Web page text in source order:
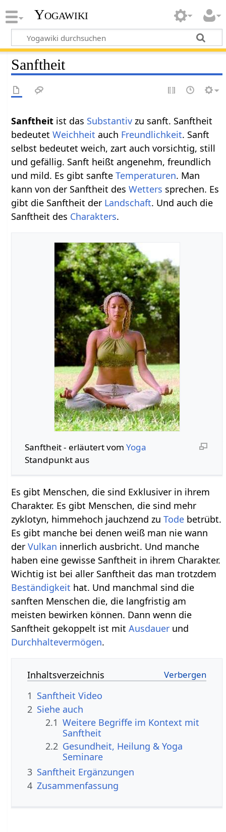
Yogawiki
Sanftheit
ist das Substantiv zu sanft. Sanftheit
bedeutetWeichheit auch Freundlichkeit. Sanft
selbst bedeutet weich, zart auch vorsichtig, still
und gefällig. Sanft heißt angenehm, freundlich
und mild. Es gibt sanfteTemperaturen. Man
kann von der Sanftheit desWetters sprechen. Es
gibt die Sanftheit der Landschaft. Und auch die
Sanftheit des Charakters.
Sanftheit‏‎ - erläutert vom Yoga
Standpunkt aus
Es gibt Menschen, die sind Exklusiver in ihrem
Charakter. Es gibt Menschen, die sind mehr
zyklotyn, himmehoch jauchzend zuTode betrübt.
Es gibt manche bei denen weiß man nie wann
derVulkan innerlich ausbricht. Und manche
haben eine gewisse Sanftheit in ihrem Charakter.
Wichtig ist bei aller Sanftheit das man trotzdem
Beständigkeit hat. Und manchmal sind die
sanften Menschen die, die langfristig am
meisten bewirken können. Dann wenn die
Sanftheit gekoppelt ist mitAusdauer und
Durchhaltevermögen.
Inhaltsverzeichnis
1
Sanftheit‏‎ Video
2 Siehe auch
2.1 Weitere Begriffe im Kontext mit
2.2 Gesundheit, Heilung & Yoga
Seminare
3
Sanftheit‏‎ Ergänzungen
4 Zusammenfassung